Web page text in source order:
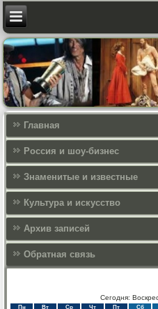
Главная
Россия и шоу-бизнес
Знаменитые и известные
Культура и искусcтво
Архив записей
Обратная связь
Сегодня:
Пн Вт Ср Чт Пт Сб